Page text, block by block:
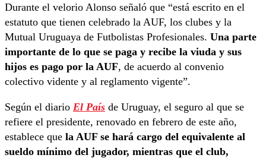
Durante el velorio Alonso señaló que “está escrito en el
estatuto que tienen celebrado la AUF, los clubes y la
Mutual Uruguaya de Futbolistas Profesionales. Una parte
importante de lo que se paga y recibe la viuda y sus
hijos es pago por la AUF, de acuerdo al convenio
colectivo vidente y al reglamento vigente”.
Según el diario El País de Uruguay, el seguro al que se
refiere el presidente, renovado en febrero de este año,
establece que la AUF se hará cargo del equivalente al
sueldo mínimo del jugador, mientras que el club,